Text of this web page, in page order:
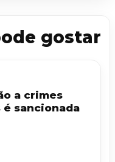
gostar
a crimes
sancionada